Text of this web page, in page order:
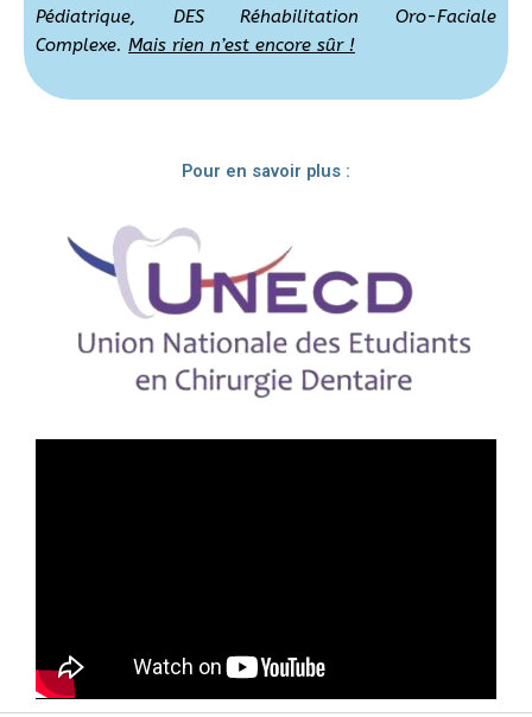
Pédiatrique, DES Réhabilitation Oro-Faciale
Complexe. Mais rien n’est encore sûr !
Pour en savoir plus :